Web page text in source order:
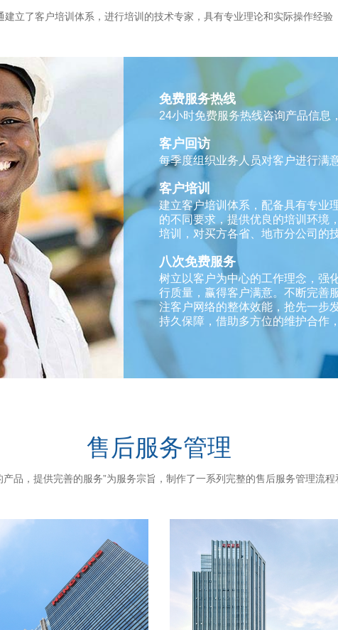
建立了客户培训体系，进行培训的技术专家，具有专业理论和实际操作经验
免费服务热线
24小时免费服务热线咨询产品信息
客户回访
每季度组织业务人员对客户进行满
客户培训
建立客户培训体系，配备具有专业
的不同要求，提供优良的培训环境
培训，对买方各省、地市分公司的
八次免费服务
树立以客户为中心的工作理念，强
行质量，赢得客户满意。不断完善
注客户网络的整体效能，抢先一步
持久保障，借助多方位的维护合作
售后服务管理
产品，提供完善的服务”为服务宗旨，制作了一系列完整的售后服务管理流程